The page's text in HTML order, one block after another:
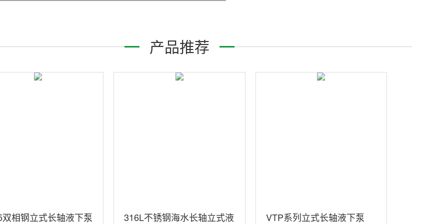
产品推荐
相钢立式长轴液下泵 316L不锈钢海水长轴立式液 VTP系列立式长轴液下泵